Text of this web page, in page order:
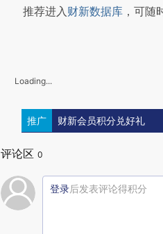
推荐进入财新数据库 ，可随
Loading...
推广 财新会员积分兑好礼
评论区 0
登录后发表评论得积分